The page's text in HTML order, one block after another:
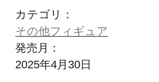
カテゴリ：
その他フィギュア
発売月：
2025年4月30日